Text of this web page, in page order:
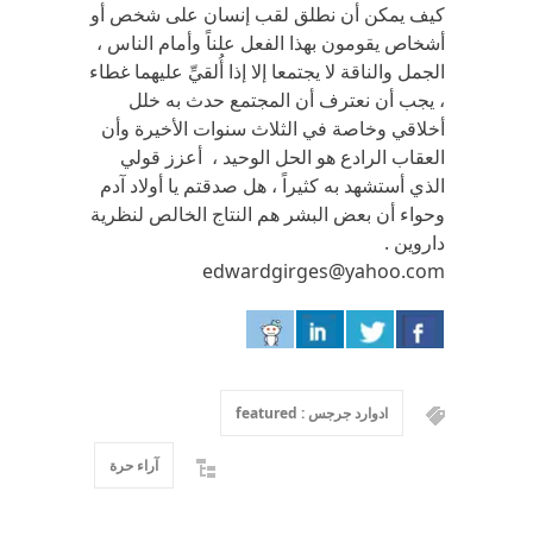
كيف يمكن أن نطلق لقب إنسان على شخص أو
أشخاص يقومون بهذا الفعل علناً وأمام الناس ،
الجمل والناقة لا يجتمعا إلا إذا أُلقيِّ عليهما غطاء
، يجب أن نعترف أن المجتمع حدث به خلل
أخلاقي وخاصة في الثلاث سنوات الأخيرة وأن
العقاب الرادع هو الحل الوحيد ، أعزز قولي
الذي أستشهد به كثيراً ، هل صدقتم يا أولاد آدم
وحواء أن بعض البشر هم النتاج الخالص لنظرية
داروين .
edwardgirges@yahoo.com
ادوارد جرجس : featured
آراء حرة